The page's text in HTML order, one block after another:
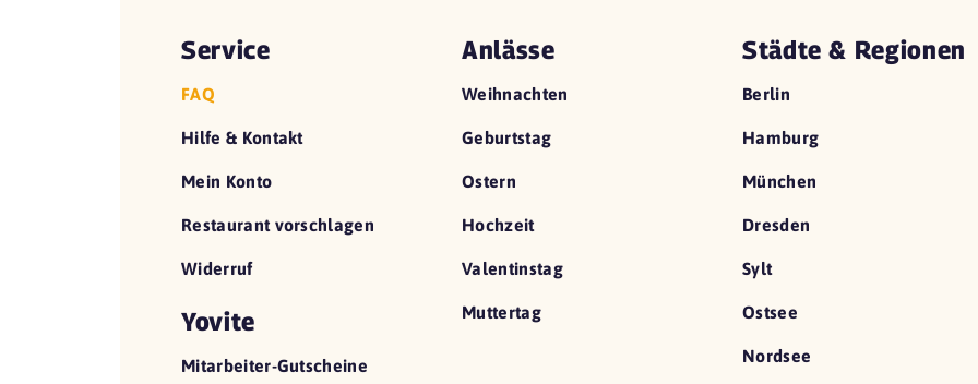
Service
FAQ
Hilfe & Kontakt
Mein Konto
Restaurant vorschlagen
Widerruf
Yovite
Mitarbeiter-Gutscheine
Anlässe
Weihnachten
Geburtstag
Ostern
Hochzeit
Valentinstag
Muttertag
Städte & Regionen
Berlin
Hamburg
München
Dresden
Sylt
Ostsee
Nordsee